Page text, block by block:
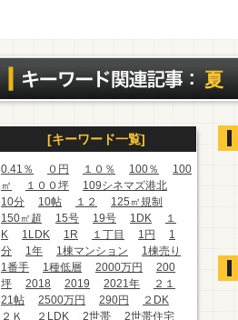
夏
[キーワード一覧]
0.41％ ０円 １０％ 100％
100
㎡
１００坪
109シネマズ港北
10分
10帖 １２
125㎡規制
150㎡超
15号 19号 1DK
１
K
1LDK 1R １丁目 1円
1
分
1年 1棟マンション
1棟売り
1番手
1種低層 2000万円
200
坪
2018 2019 2021年
２１
21帖
2500万円 290円
２DK
２Ｋ
２LDK 2世帯
2世帯住宅